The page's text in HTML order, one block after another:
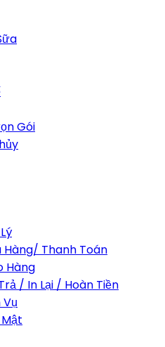
Gói
Hàng/ Thanh Toán
Hàng
/ In Lại / Hoàn Tiền